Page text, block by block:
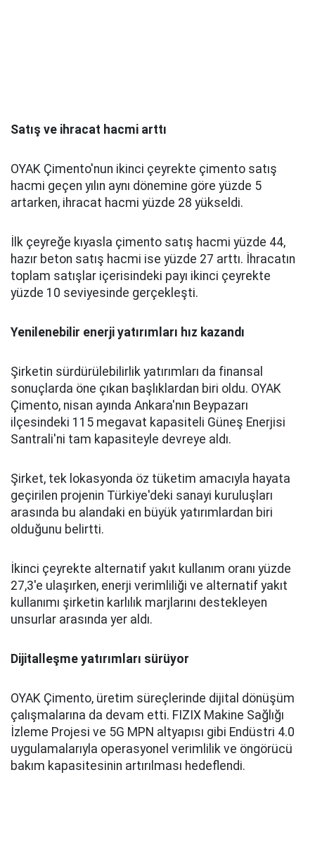
Satış ve ihracat hacmi arttı
OYAK Çimento'nun ikinci çeyrekte çimento satış
hacmi geçen yılın aynı dönemine göre yüzde 5
artarken, ihracat hacmi yüzde 28 yükseldi.
İlk çeyreğe kıyasla çimento satış hacmi yüzde 44,
hazır beton satış hacmi ise yüzde 27 arttı. İhracatın
toplam satışlar içerisindeki payı ikinci çeyrekte
yüzde 10 seviyesinde gerçekleşti.
Yenilenebilir enerji yatırımları hız kazandı
Şirketin sürdürülebilirlik yatırımları da finansal
sonuçlarda öne çıkan başlıklardan biri oldu. OYAK
Çimento, nisan ayında Ankara'nın Beypazarı
ilçesindeki 115 megavat kapasiteli Güneş Enerjisi
Santrali'ni tam kapasiteyle devreye aldı.
Şirket, tek lokasyonda öz tüketim amacıyla hayata
geçirilen projenin Türkiye'deki sanayi kuruluşları
arasında bu alandaki en büyük yatırımlardan biri
olduğunu belirtti.
İkinci çeyrekte alternatif yakıt kullanım oranı yüzde
27,3'e ulaşırken, enerji verimliliği ve alternatif yakıt
kullanımı şirketin karlılık marjlarını destekleyen
unsurlar arasında yer aldı.
Dijitalleşme yatırımları sürüyor
OYAK Çimento, üretim süreçlerinde dijital dönüşüm
çalışmalarına da devam etti. FIZIX Makine Sağlığı
İzleme Projesi ve 5G MPN altyapısı gibi Endüstri 4.0
uygulamalarıyla operasyonel verimlilik ve öngörücü
bakım kapasitesinin artırılması hedeflendi.